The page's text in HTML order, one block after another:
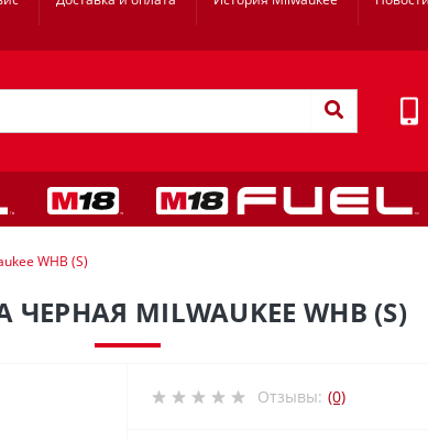
WHB (S)
MILWAUKEE WHB (S)
Отзывы: (0)